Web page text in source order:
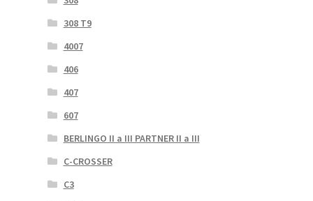
308 T9
4007
406
407
607
BERLINGO II a III PARTNER II a III
C-CROSSER
C3